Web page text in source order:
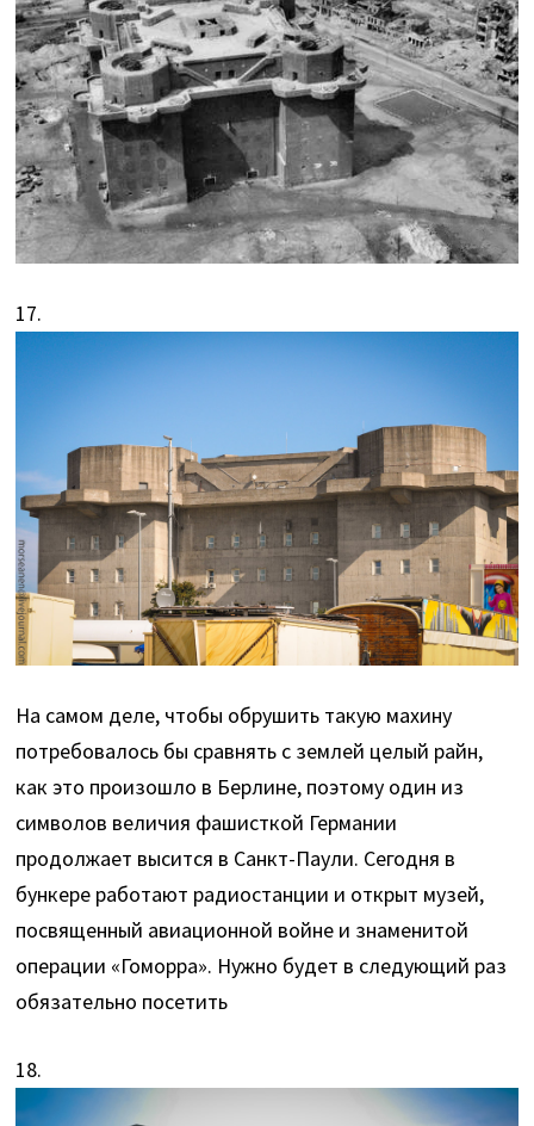
17.
На самом деле, чтобы обрушить такую махину
потребовалось бы сравнять с землей целый райн,
как это произошло в Берлине, поэтому один из
символов величия фашисткой Германии
продолжает высится в Санкт-Паули. Сегодня в
бункере работают радиостанции и открыт музей,
посвященный авиационной войне и знаменитой
операции «Гоморра». Нужно будет в следующий раз
обязательно посетить
18.